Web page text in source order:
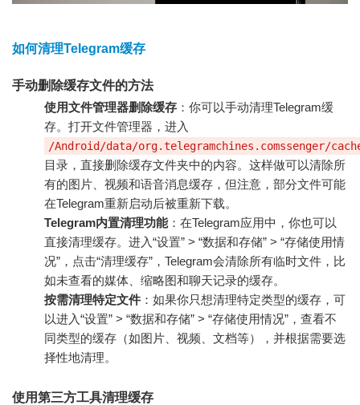
如何清理Telegram缓存
手动删除缓存文件的方法
使用文件管理器删除缓存 ：你可以手动清理Telegram缓
存。打开文件管理器，进入
/Android/data/org.telegramchines.comssenger/
目录，直接删除缓存文件夹中的内容。这样做可以清除所
有的图片、视频和语音消息缓存，但注意，部分文件可能
在Telegram重新启动后被重新下载。
Telegram内置清理功能：在Telegram应用中，你也可以
直接清理缓存。进入“设置” > “数据和存储” > “存储使用情
况”，点击“清理缓存”，Telegram会清除所有临时文件，比
如未查看的媒体、缩略图和聊天记录的缓存。
按需清理特定文件 ：如果你只想清理特定类型的缓存，可
以进入“设置” > “数据和存储” > “存储使用情况”，查看不
同类型的缓存（如图片、视频、文档等），并根据需要选
择性地清理。
使用第三方工具清理缓存